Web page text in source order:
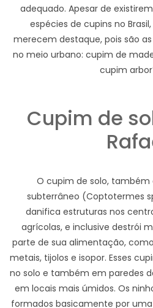
adequado. Apesar de
espécies de cupins no
merecem destaque, pois são
no meio urbano: cupim de
cupim
Cupim de
O cupim de solo,
subterrâneo (Coptotermes
danifica estruturas nos
agrícolas, e inclusive destrói
parte de sua alimentação,
metais, tijolos e isopor. Esses
no solo e também em paredes
em locais mais úmidos. Os
formados basicamente por